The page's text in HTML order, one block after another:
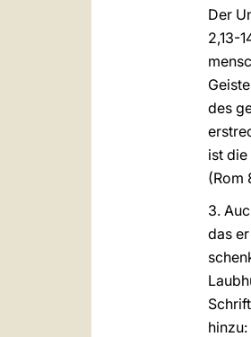
Der
2,13-
des
ist die
(Rom
3.
das